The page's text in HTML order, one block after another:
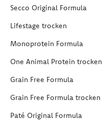
Secco Original Formula
Lifestage trocken
Monoprotein Formula
One Animal Protein trocken
Grain Free Formula
Grain Free Formula trocken
Paté Original Formula